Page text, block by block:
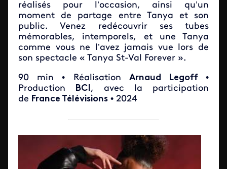
réalisés pour l’occasion, ainsi qu’un
moment de partage entre Tanya et son
public. Venez redécouvrir ses tubes
mémorables, intemporels, et une Tanya
comme vous ne l’avez jamais vue lors de
son spectacle « Tanya St-Val Forever ».
90 min • Réalisation Arnaud Legoff•
Production BCI, avec la participation
de France Télévisions • 2024